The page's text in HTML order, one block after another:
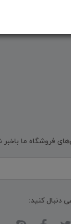
فروشگاه ما باخبر
دنبال کنید: